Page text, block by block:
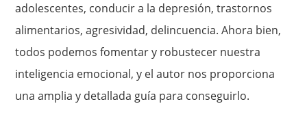
adolescentes, conducir a la depresión, trastornos
alimentarios, agresividad, delincuencia. Ahora bien,
todos podemos fomentar y robustecer nuestra
inteligencia emocional, y el autor nos proporciona
una amplia y detallada guía para conseguirlo.